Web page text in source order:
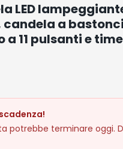
LED
a
a 11 pulsanti e
potrebbe terminare oggi.